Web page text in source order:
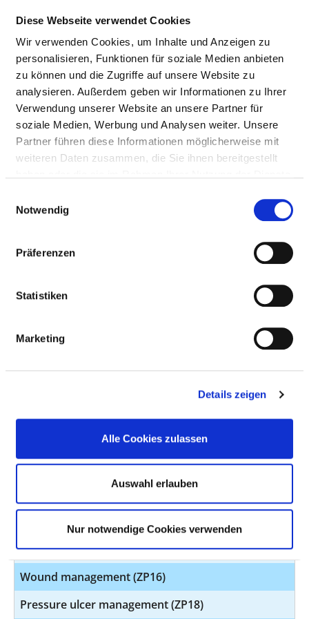
Diese Webseite verwendet Cookies
Wir verwenden Cookies, um Inhalte und Anzeigen zu
personalisieren, Funktionen für soziale Medien anbieten
zu können und die Zugriffe auf unsere Website zu
analysieren. Außerdem geben wir Informationen zu Ihrer
Verwendung unserer Website an unsere Partner für
soziale Medien, Werbung und Analysen weiter. Unsere
Partner führen diese Informationen möglicherweise mit
weiteren Daten zusammen, die Sie ihnen bereitgestellt
Notwendig
Präferenzen
Statistiken
Marketing
Details zeigen
Alle Cookies zulassen
Auswahl erlauben
Nur notwendige Cookies verwenden
KLINIK FÜR PSYCHIATRIE,
PSYCHOSOMATIK UND
PSYCHOTHERAPIE DES KINDES- UND
JUGENDALTERS
NURSING EXPERTISE
Bachelor’s degree (PQ01)
Paediatric intensive care and anaesthesia (PQ09)
psychotherapy (PQ10)
Basal stimulation (ZP01)
Kinaesthetics (ZP08)
Continence management (ZP09)
Pain management (ZP14)
Stoma management (ZP15)
Wound management (ZP16)
Pressure ulcer management (ZP18)